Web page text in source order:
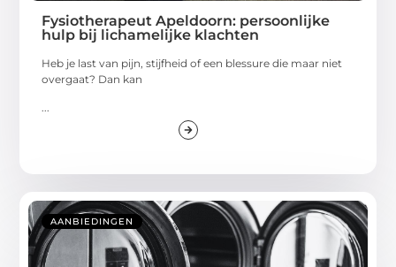
Fysiotherapeut Apeldoorn: persoonlijke
hulp bij lichamelijke klachten
Heb je last van pijn, stijfheid of een blessure die maar niet
overgaat? Dan kan
AANBIEDINGEN